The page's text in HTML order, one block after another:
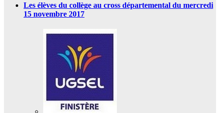
Les élèves du collège au cross départemental du mercredi
15 novembre 2017